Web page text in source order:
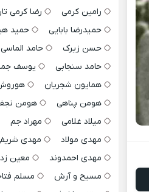
رامین کرمی
رضا کرمی
حمیدرضا بابایی
حمید
حسن زیرک
حامد الماسی
حامد سنجابی
یوسف
همایون شجریان
هومن پناهی
هومن
میلاد غلامی
مهراد جم
مهدی مولاد
مهدی
مهدی احمدوند
معین زد
مسیح و آرش
مسلم